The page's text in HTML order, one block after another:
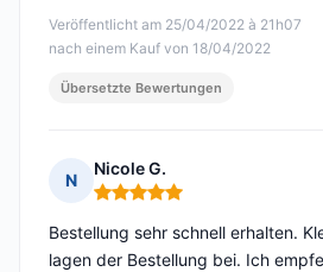
Veröffentlicht am 25/04/2022 à 21h07
nach einem Kauf von 18/04/2022
Übersetzte Bewertungen
N
Nicole G.
Hinweis: 5 von 5
Bestellung sehr schnell erhalten.
lagen der Bestellung bei. Ich